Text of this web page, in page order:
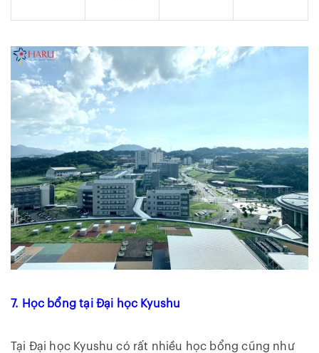
7. Học bổng tại Đại học Kyushu
Tại Đại học Kyushu có rất nhiều học bổng cũng như